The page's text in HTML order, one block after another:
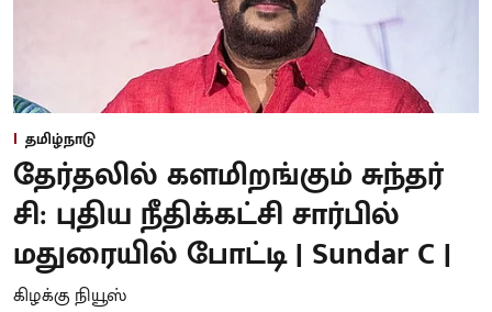
தமிழ்நாடு
தேர்தலில் களமிறங்கும் சுந்தர்
சி: புதிய நீதிக்கட்சி சார்பில்
மதுரையில் போட்டி | Sundar C |
கிழக்கு நியூஸ்